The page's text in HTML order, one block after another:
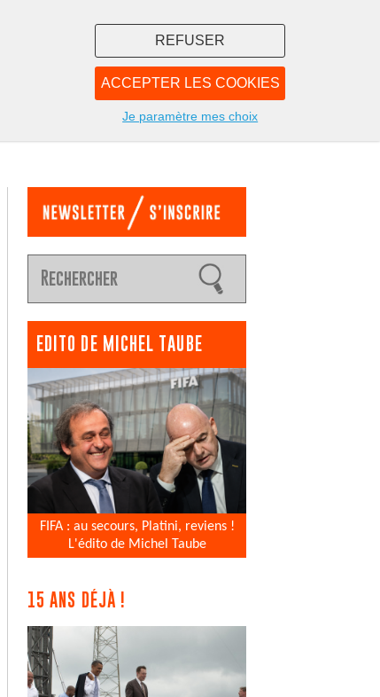
ACCEPTER LES COOKIES
REFUSER
Je paramètre mes choix
NOUS
EDITO DE MICHEL TAUBE
FIFA : au secours, Platini, reviens !
L'édito de Michel Taube
15 ANS DÉJÀ !